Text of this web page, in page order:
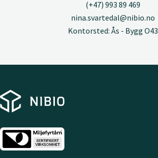
(+47) 993 89 469
nina.svartedal@nibio.no
Kontorsted: Ås - Bygg O43